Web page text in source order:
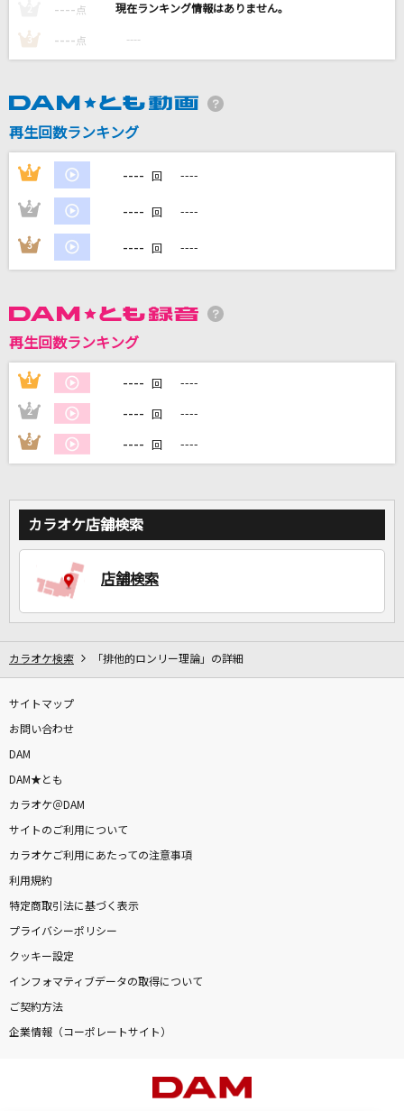
[生音]マリーゴールド
ピノキオピー
カラオケ最新情報をチェック！
---- 点 ----
3 ---- 点 ----
再生回数ランキング
1 ---- 回 ----
2 ---- 回 ----
3 ---- 回 ----
再生回数ランキング
1 ---- 回 ----
2 ---- 回 ----
3 ---- 回 ----
カラオケ店舗検索
店舗検索
カラオケ検索 「排他的ロンリー理論」の詳細
サイトマップ
お問い合わせ
DAM
DAM★とも
カラオケ＠DAM
サイトのご利用について
カラオケご利用にあたっての注意事項
利用規約
特定商取引法に基づく表示
プライバシーポリシー
クッキー設定
インフォマティブデータの取得について
ご契約方法
企業情報（コーポレートサイト）